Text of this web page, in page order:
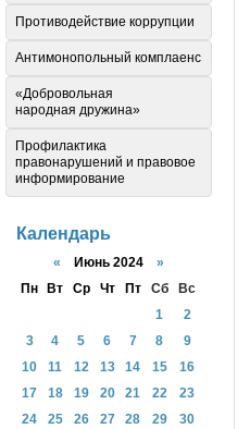
Противодействие коррупции
Антимонопольный комплаенс
«Добровольная
народная дружина»
Профилактика
правонарушений и правовое
информирование
Календарь
« Июнь 2024 »
Пн
Вт Ср Чт Пт Сб
Вс
1
2
3
4 5 6 7 8
9
10
11 12 13 14 15
16
17
18 19 20 21 22
23
24
25 26 27 28 29 30